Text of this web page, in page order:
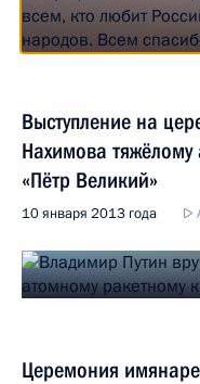
Выступление на
Нахимова тяжёлому
«Пётр Великий»
10 января 2013 года
Церемония